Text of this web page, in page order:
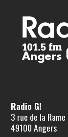
Radio G!
3 rue de la Rame
49100 Angers